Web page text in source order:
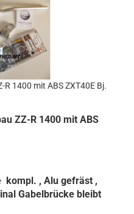
1400 mit ABS ZXT40E Bj.
ZZ-R 1400 mit ABS
kompl. , Alu gefräst ,
Gabelbrücke bleibt